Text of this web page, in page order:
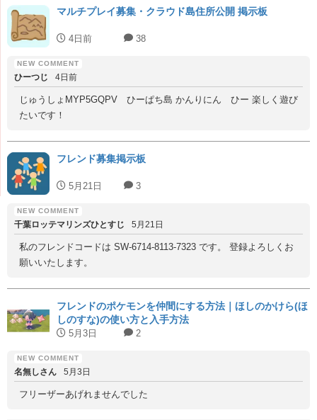
マルチプレイ募集・クラウド島住所公開 掲示板
4日前 38
ひーつじ 4日前
じゅうしょMYP5GQPV ひーぱち島 かんりにん ひー 楽しく遊び
たいです！
フレンド募集掲示板
5月21日 3
千葉ロッテマリンズひとすじ 5月21日
私のフレンドコードは SW-6714-8113-7323 です。 登録よろしくお
願いいたします。
フレンドのポケモンを仲間にする方法｜ほしのかけら(ほ
しのすな)の使い方と入手方法
5月3日 2
名無しさん 5月3日
フリーザーあげれませんでした